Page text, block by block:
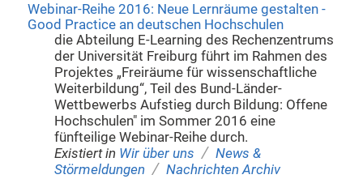
Webinar-Reihe 2016: Neue Lernräume gestalten -
Good Practice an deutschen Hochschulen
die Abteilung E-Learning des Rechenzentrums
der Universität Freiburg führt im Rahmen des
Projektes „Freiräume für wissenschaftliche
Weiterbildung“, Teil des Bund-Länder-
Wettbewerbs Aufstieg durch Bildung: Offene
Hochschulen" im Sommer 2016 eine
fünfteilige Webinar-Reihe durch.
Existiert in Wir über uns / News &
Störmeldungen / Nachrichten Archiv